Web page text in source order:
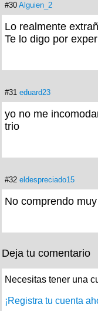
#30 Alguien_2
Lo realmente
Te lo digo por
#31 eduard23
yo no me
trio
#32 eldespreciado15
No comprendo
Deja tu comentario
Necesitas tener una
¡Registra tu cuenta